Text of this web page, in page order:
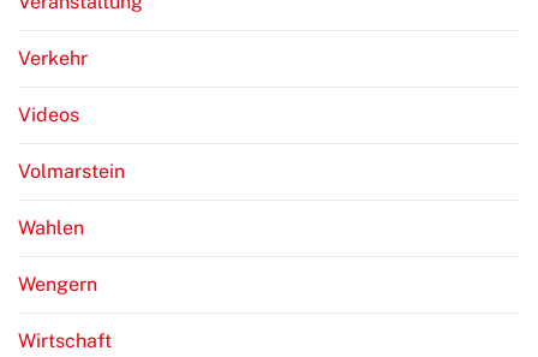
Verkehr
Videos
Volmarstein
Wahlen
Wengern
Wirtschaft